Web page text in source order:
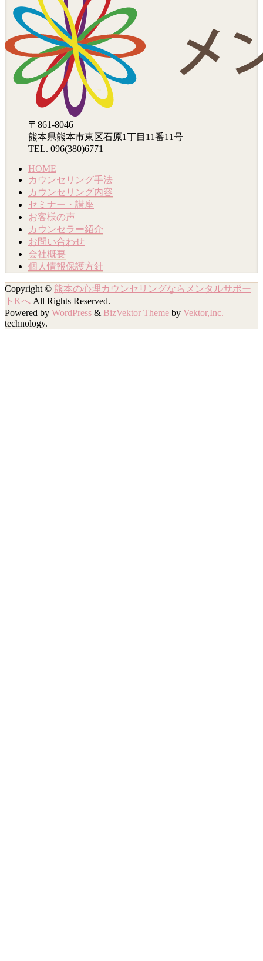
〒861-8046
熊本県熊本市東区石原1丁目11番11号
TEL. 096(380)6771
HOME
カウンセリング手法
カウンセリング内容
セミナー・講座
お客様の声
カウンセラー紹介
お問い合わせ
会社概要
個人情報保護方針
Copyright © 熊本の心理カウンセリングならメンタルサポー
トKへ All Rights Reserved.
Powered by WordPress & BizVektor Theme by Vektor,Inc.
technology.